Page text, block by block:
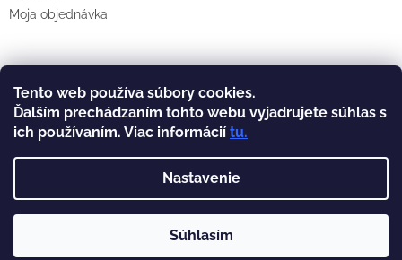
Tento web používa súbory cookies.
Ďalším prechádzaním tohto webu vyjadrujete súhlas s
ich používaním. Viac informácií tu.
Nastavenie
Súhlasím
Moja objednávka
Vytvoril Shoptet
stránok je spoločnosť TERCOPLAST, s.r.o., Zátešie 1, Bratislava 83103